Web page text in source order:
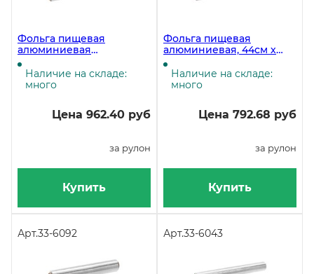
Фольга пищевая
алюминиевая
Универсальная, 44см х
80м, 11 мкм
Наличие на складе:
много
Цена 962.40 руб
за рулон
Купить
Фольга пищевая
алюминиевая, 44см х
80м, 9 мкм
Наличие на складе:
много
Цена 792.68 руб
за рулон
Купить
Арт.33-6092 Арт.33-6043